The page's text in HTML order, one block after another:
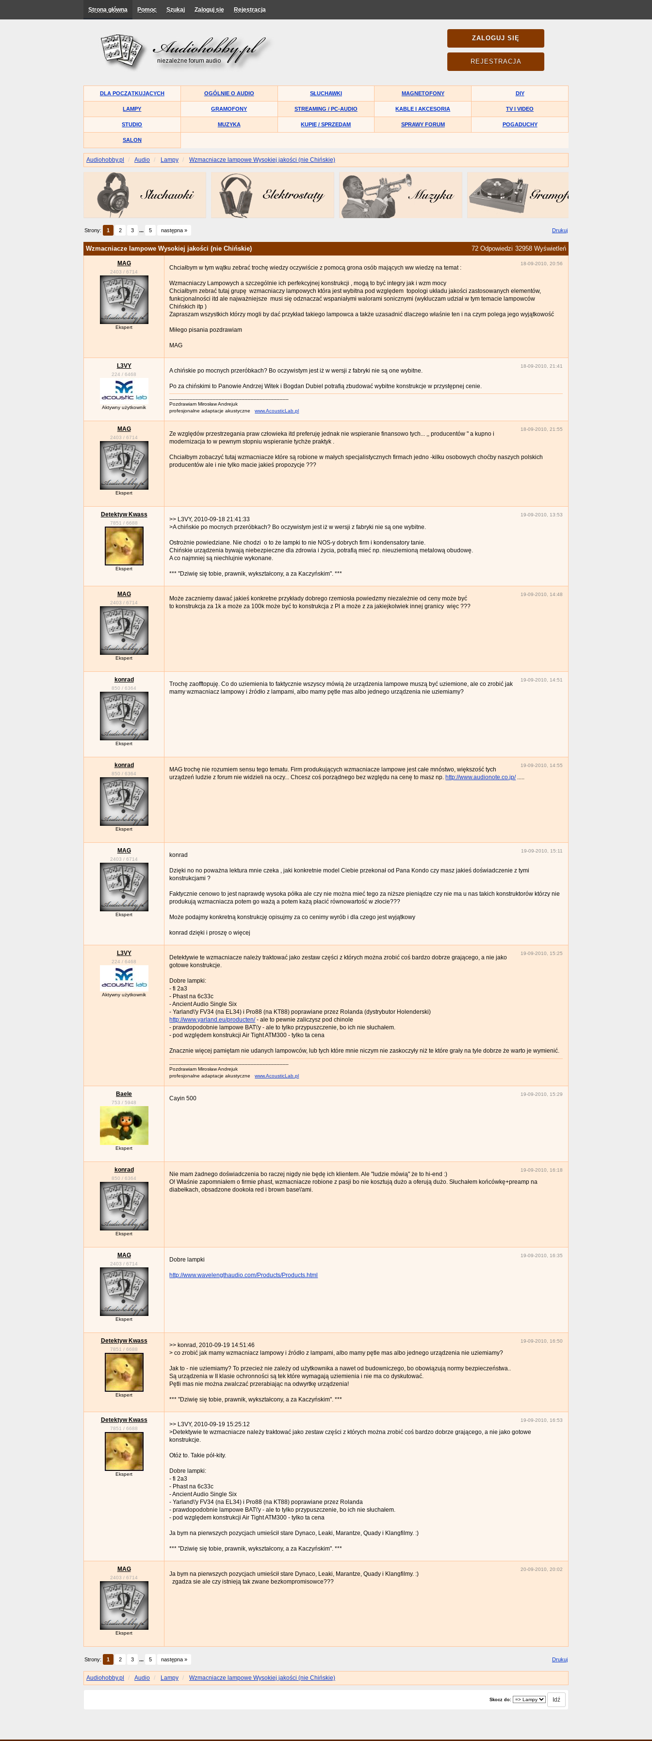
Strona główna Pomoc Szukaj Zaloguj się Rejestracja
ZALOGUJ SIĘ
REJESTRACJA
DLA POCZĄTKUJĄCYCH OGÓLNIE O AUDIO SŁUCHAWKI MAGNETOFONY DIY
LAMPY GRAMOFONY STREAMING / PC-AUDIO KABLE I AKCESORIA TV I VIDEO
STUDIO MUZYKA KUPIĘ / SPRZEDAM SPRAWY FORUM POGADUCHY
SALON
Audiohobby.pl Audio Lampy Wzmacniacze lampowe Wysokiej jakości (nie Chińskie)
Drukuj
Strony: 1 2 3 ... 5 następna »
Wzmacniacze lampowe Wysokiej jakości (nie Chińskie) 72 Odpowiedzi 32958 Wyświetleń
MAG
2403 /6714
Ekspert
18-09-2010, 20:56
Chciałbym w tym wątku zebrać trochę wiedzy oczywiście z pomocą grona osób mających ww wiedzę na temat :
Wzmacniaczy Lampowych a szczególnie ich perfekcyjnej konstrukcji , mogą to być integry jak i wzm mocy
Chciałbym zebrać tutaj grupę wzmacniaczy lampowych która jest wybitna pod względem topologi układu jakości zastosowanych elementów,
funkcjonalności itd ale najważniejsze musi się odznaczać wspaniałymi walorami sonicznymi (wykluczam udział w tym temacie lampowców
Chińskich itp )
Zapraszam wszystkich którzy mogli by dać przykład takiego lampowca a także uzasadnić dlaczego właśnie ten i na czym polega jego wyjątkowość
Miłego pisania pozdrawiam
MAG
L3VY
224 /6468
Aktywny użytkownik
18-09-2010, 21:41
A chińskie po mocnych przeróbkach? Bo oczywistym jest iż w wersji z fabryki nie są one wybitne.
Po za chińskimi to Panowie Andrzej Witek i Bogdan Dubiel potrafią zbudować wybitne konstrukcje w przystępnej cenie.
Pozdrawiam Mirosław Andrejuk
profesjonalne adaptacje akustycznewww.AcousticLab.pl
MAG
2403 /6714
Ekspert
18-09-2010, 21:55
Ze względów przestrzegania praw człowieka itd preferuję jednak nie wspieranie finansowo tych... ,, producentów " a kupno i
modernizacja to w pewnym stopniu wspieranie tychże praktyk .
Chciałbym zobaczyć tutaj wzmacniacze które są robione w małych specjalistycznych firmach jedno -kilku osobowych choćby naszych polskich
producentów ale i nie tylko macie jakieś propozycje ???
Detektyw Kwass
7851 /6688
Ekspert
19-09-2010, 13:53
>> L3VY, 2010-09-18 21:41:33
>A chińskie po mocnych przeróbkach? Bo oczywistym jest iż w wersji z fabryki nie są one wybitne.
Ostrożnie powiedziane. Nie chodzi o to że lampki to nie NOS-y dobrych firm i kondensatory tanie.
Chińskie urządzenia bywają niebezpieczne dla zdrowia i życia, potrafią mieć np. nieuziemioną metalową obudowę.
A co najmniej są niechlujnie wykonane.
*** "Dziwię się tobie, prawnik, wykształcony, a za Kaczyńskim". ***
MAG
2403 /6714
Ekspert
19-09-2010, 14:48
Może zaczniemy dawać jakieś konkretne przykłady dobrego rzemiosła powiedzmy niezależnie od ceny może być
to konstrukcja za 1k a może za 100k może być to konstrukcja z Pl a może z za jakiejkolwiek innej granicy więc ???
konrad
850 /6364
Ekspert
19-09-2010, 14:51
Trochę zaofftopuję. Co do uziemienia to faktycznie wszyscy mówią że urządzenia lampowe muszą być uziemione, ale co zrobić jak
mamy wzmacniacz lampowy i źródło z lampami, albo mamy pętle mas albo jednego urządzenia nie uziemiamy?
konrad
850 /6364
Ekspert
19-09-2010, 14:55
MAG trochę nie rozumiem sensu tego tematu. Firm produkujących wzmacniacze lampowe jest całe mnóstwo, większość tych
urządzeń ludzie z forum nie widzieli na oczy... Chcesz coś porządnego bez względu na cenę to masz np. http://www.audionote.co.jp/.....
MAG
2403 /6714
Ekspert
19-09-2010, 15:11
konrad
Dzięki no no poważna lektura mnie czeka , jaki konkretnie model Ciebie przekonał od Pana Kondo czy masz jakieś doświadczenie z tymi
konstrukcjami ?
Faktycznie cenowo to jest naprawdę wysoka półka ale czy nie można mieć tego za niższe pieniądze czy nie ma u nas takich konstruktorów którzy nie
produkują wzmacniacza potem go ważą a potem każą płacić równowartość w złocie???
Może podajmy konkretną konstrukcję opisujmy za co cenimy wyrób i dla czego jest wyjątkowy
konrad dzięki i proszę o więcej
L3VY
224 /6468
Aktywny użytkownik
19-09-2010, 15:25
Detektywie te wzmacniacze należy traktować jako zestaw części z których można zrobić coś bardzo dobrze grającego, a nie jako
gotowe konstrukcje.
Dobre lampki:
- fi 2a3
- Phast na 6c33c
- Ancient Audio Single Six
- Yarland\'y FV34 (na EL34) i Pro88 (na KT88) poprawiane przez Rolanda (dystrybutor Holenderski)
http://www.yarland.eu/producten/- ale to pewnie zaliczysz pod chinole
- prawdopodobnie lampowe BAT\'y - ale to tylko przypuszczenie, bo ich nie słuchałem.
- pod względem konstrukcji Air Tight ATM300 - tylko ta cena
Znacznie więcej pamiętam nie udanych lampowców, lub tych które mnie niczym nie zaskoczyły niż te które grały na tyle dobrze że warto je wymienić.
Pozdrawiam Mirosław Andrejuk
profesjonalne adaptacje akustycznewww.AcousticLab.pl
Baele
753 /5948
Ekspert
19-09-2010, 15:29
Cayin 500
konrad
850 /6364
Ekspert
19-09-2010, 16:18
Nie mam żadnego doświadczenia bo raczej nigdy nie będę ich klientem. Ale "ludzie mówią" że to hi-end :)
O! Właśnie zapomniałem o firmie phast, wzmacniacze robione z pasji bo nie kosztują dużo a oferują dużo. Słuchałem końcówkę+preamp na
diabełkach, obsadzone dookoła red i brown base\'ami.
MAG
2403 /6714
Ekspert
19-09-2010, 16:35
Dobre lampki
http://www.wavelengthaudio.com/Products/Products.html
Detektyw Kwass
7851 /6688
Ekspert
19-09-2010, 16:50
>> konrad, 2010-09-19 14:51:46
> co zrobić jak mamy wzmacniacz lampowy i źródło z lampami, albo mamy pętle mas albo jednego urządzenia nie uziemiamy?
Jak to - nie uziemiamy? To przecież nie zależy od użytkownika a nawet od budowniczego, bo obowiązują normy bezpieczeństwa..
Są urządzenia w II klasie ochronności są tek które wymagają uziemienia i nie ma co dyskutować.
Pętli mas nie można zwalczać przerabiając na odwyrtkę urządzenia!
*** "Dziwię się tobie, prawnik, wykształcony, a za Kaczyńskim". ***
Detektyw Kwass
7851 /6688
Ekspert
19-09-2010, 16:53
>> L3VY, 2010-09-19 15:25:12
>Detektywie te wzmacniacze należy traktować jako zestaw części z których można zrobić coś bardzo dobrze grającego, a nie jako gotowe
konstrukcje.
Otóż to. Takie pół-kity.
Dobre lampki:
- fi 2a3
- Phast na 6c33c
- Ancient Audio Single Six
- Yarland\'y FV34 (na EL34) i Pro88 (na KT88) poprawiane przez Rolanda
- prawdopodobnie lampowe BAT\'y - ale to tylko przypuszczenie, bo ich nie słuchałem.
- pod względem konstrukcji Air Tight ATM300 - tylko ta cena
Ja bym na pierwszych pozycjach umieścił stare Dynaco, Leaki, Marantze, Quady i Klangfilmy. :)
*** "Dziwię się tobie, prawnik, wykształcony, a za Kaczyńskim". ***
MAG
2403 /6714
Ekspert
20-09-2010, 20:02
Ja bym na pierwszych pozycjach umieścił stare Dynaco, Leaki, Marantze, Quady i Klangfilmy. :)
zgadza sie ale czy istnieją tak zwane bezkompromisowce???
Drukuj
Strony: 1 2 3 ... 5 następna »
Audiohobby.pl Audio Lampy Wzmacniacze lampowe Wysokiej jakości (nie Chińskie)
Skocz do: